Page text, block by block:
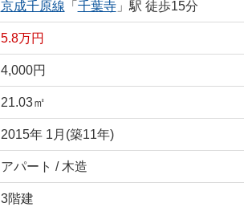
京成千原線 「 千葉寺」駅 徒歩15分
5.8万円
4,000円
21.03㎡
2015年 1月(築11年)
アパート / 木造
3階建